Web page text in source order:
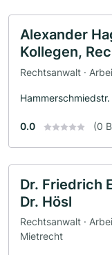
Alexander
Kollegen,
Rechtsanwalt ·
0.0 (0
Dr. Friedrich
Dr. Hösl
Rechtsanwalt ·
Mietrecht